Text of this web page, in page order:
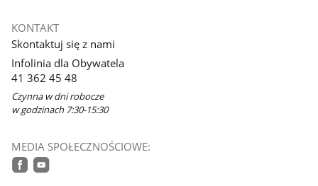
nowym
oknie
KONTAKT
Skontaktuj się z nami
Infolinia dla Obywatela
41 362 45 48
Czynna w dni robocze
w godzinach 7:30-15:30
MEDIA SPOŁECZNOŚCIOWE: